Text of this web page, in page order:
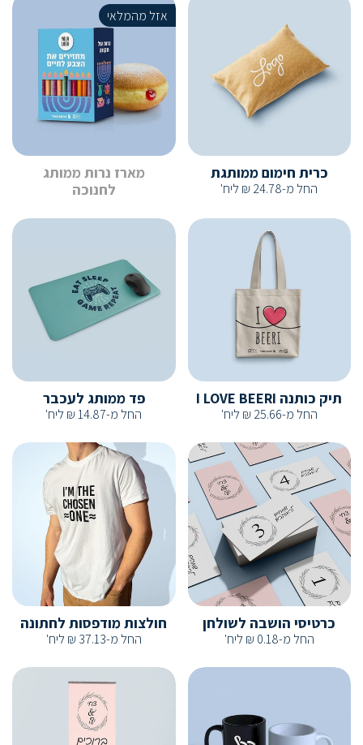
כרית חימום ממותגת
החל מ-24.78
₪ ליח'
אזל מהמלאי
מארז נרות ממותג
לחנוכה
תיק כותנה I LOVE BEERI
החל מ-25.66
₪ ליח'
פד ממותג לעכבר
החל מ-14.87
₪ ליח'
כרטיסי הושבה לשולחן
החל מ-0.18
₪ ליח'
חולצות מודפסות לחתונה
החל מ-37.13
₪ ליח'